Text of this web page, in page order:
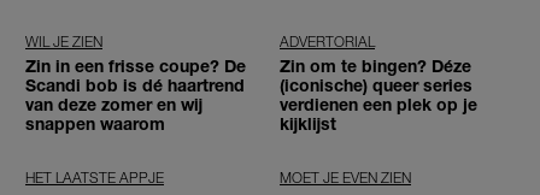
WIL JE ZIEN
Zin in een frisse coupe? De
Scandi bob is dé haartrend
van deze zomer en wij
snappen waarom
ADVERTORIAL
Zin om te bingen? Déze
(iconische) queer series
verdienen een plek op je
kijklijst
HET LAATSTE APPJE MOET JE EVEN ZIEN